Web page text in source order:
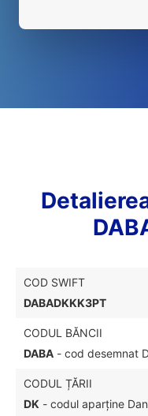
COD SWIFT
DABADKKK3PT
CODUL BĂNCII
DABA - cod desemnat
CODUL ȚĂRII
DK - codul aparține